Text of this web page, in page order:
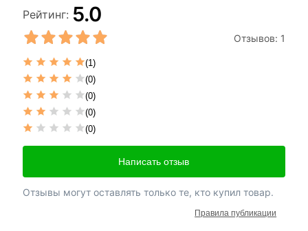
Рейтинг: 5.0
Отзывов: 1
(1)
(0)
(0)
(0)
(0)
Написать отзыв
Отзывы могут оставлять только те, кто купил товар.
Правила публикации